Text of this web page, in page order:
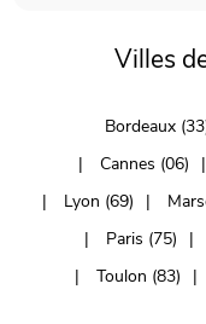
Villes
Bordeaux
Cannes (06)
Lyon (69)
Paris (75)
Toulon (83)